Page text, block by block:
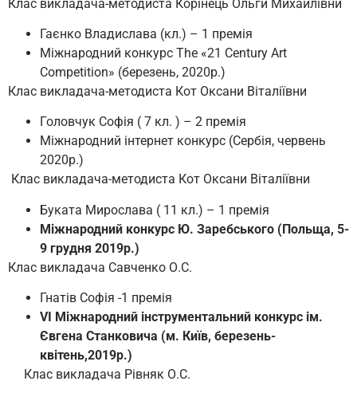
Клас викладача-методиста Корінець Ольги Михайлівни
Гаєнко Владислава (кл.) – 1 премія
Міжнародний конкурс The «21 Century Art
Competition» (березень, 2020р.)
Клас викладача-методиста Кот Оксани Віталіївни
Головчук Софія ( 7 кл. ) – 2 премія
Міжнародний інтернет конкурс (Сербія, червень
2020р.)
Клас викладача-методиста Кот Оксани Віталіївни
Буката Мирослава ( 11 кл.) – 1 премія
Міжнародний конкурс Ю. Заребського (Польща, 5-
9 грудня 2019р.)
Клас викладача Савченко О.С.
Гнатів Софія -1 премія
VI Міжнародний інструментальний конкурс ім.
Євгена Станковича (м. Київ, березень-
квітень,2019р.)
Клас викладача Рівняк О.С.